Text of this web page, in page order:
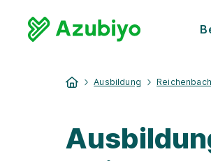
Ausbildung